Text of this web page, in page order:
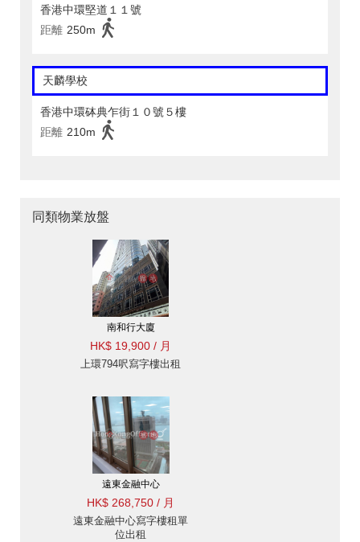
香港中環堅道１１號
距離 250m
天麟學校
香港中環砵典乍街１０號５樓
距離 210m
同類物業放盤
南和行大廈
HK$ 19,900 / 月
上環794呎寫字樓出租
遠東金融中心
HK$ 268,750 / 月
遠東金融中心寫字樓租單
位出租